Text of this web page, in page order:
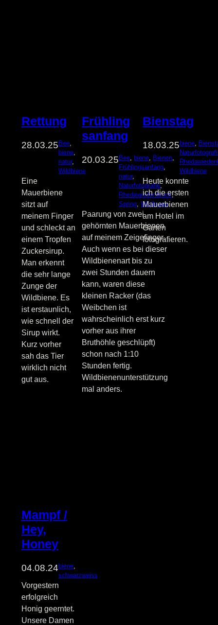
Rettung
28.03.25Bee
biene
natur
Wildbiene
Eine
Mauerbiene
sitzt auf
meinem Finger
und schleckt an
einem Tropfen
Zuckersirup.
Man erkennt
die sehr lange
Zunge der
Wildbiene. Es
ist erstaunlich,
wie schnell der
Sirup wirkt.
Kurz vorher
sah das Tier
wirklich nicht
gut aus.
Frühling
sanfang
20.03.25Bee biene Bienen
Frühlingsanfang
natur
Naturfotografie ,
Rhedawiedenbruck ,
Spring , Wildbiene
Paarung von zwei
gehörnten Mauerbienen
auf meinem Zeigefinger.
Auch wenn es bei dieser
Wildbienenart bis zu
zwei Stunden dauern
kann, waren diese
kleinen Racker (das
Weibchen ist
wahrscheinlich erst kurz
vorher aus ihrer
Bruthöhle geschlüpft)
schon nach 1:10
Stunden fertig.
Wildbienenunterstützung
mal anders.
Bienstag
18.03.25biene
Wildbiene
Heute konnte
ich die ersten
Mauerbienen
am Hotel im
Garten
fotografieren.
Mampf /
Hey,
Honey
04.08.24biene
schwarzweiss
Vorgestern
erfolgreich
Honig geerntet.
Unsere Damen